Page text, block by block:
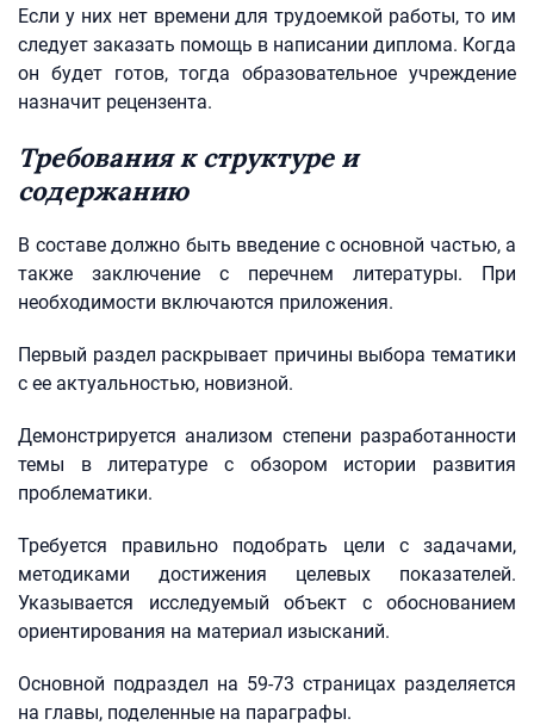
Если у них нет времени для трудоемкой работы, то им
следует заказать помощь в написании диплома. Когда
он будет готов, тогда образовательное учреждение
назначит рецензента.
Требования к структуре и
содержанию
В составе должно быть введение с основной частью, а
также заключение с перечнем литературы. При
необходимости включаются приложения.
Первый раздел раскрывает причины выбора тематики
с ее актуальностью, новизной.
Демонстрируется анализом степени разработанности
темы в литературе с обзором истории развития
проблематики.
Требуется правильно подобрать цели с задачами,
методиками достижения целевых показателей.
Указывается исследуемый объект с обоснованием
ориентирования на материал изысканий.
Основной подраздел на 59-73 страницах разделяется
на главы, поделенные на параграфы.